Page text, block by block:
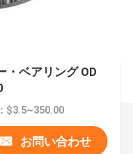
・ベアリング OD
$3.5~350.00
お問い合わせ